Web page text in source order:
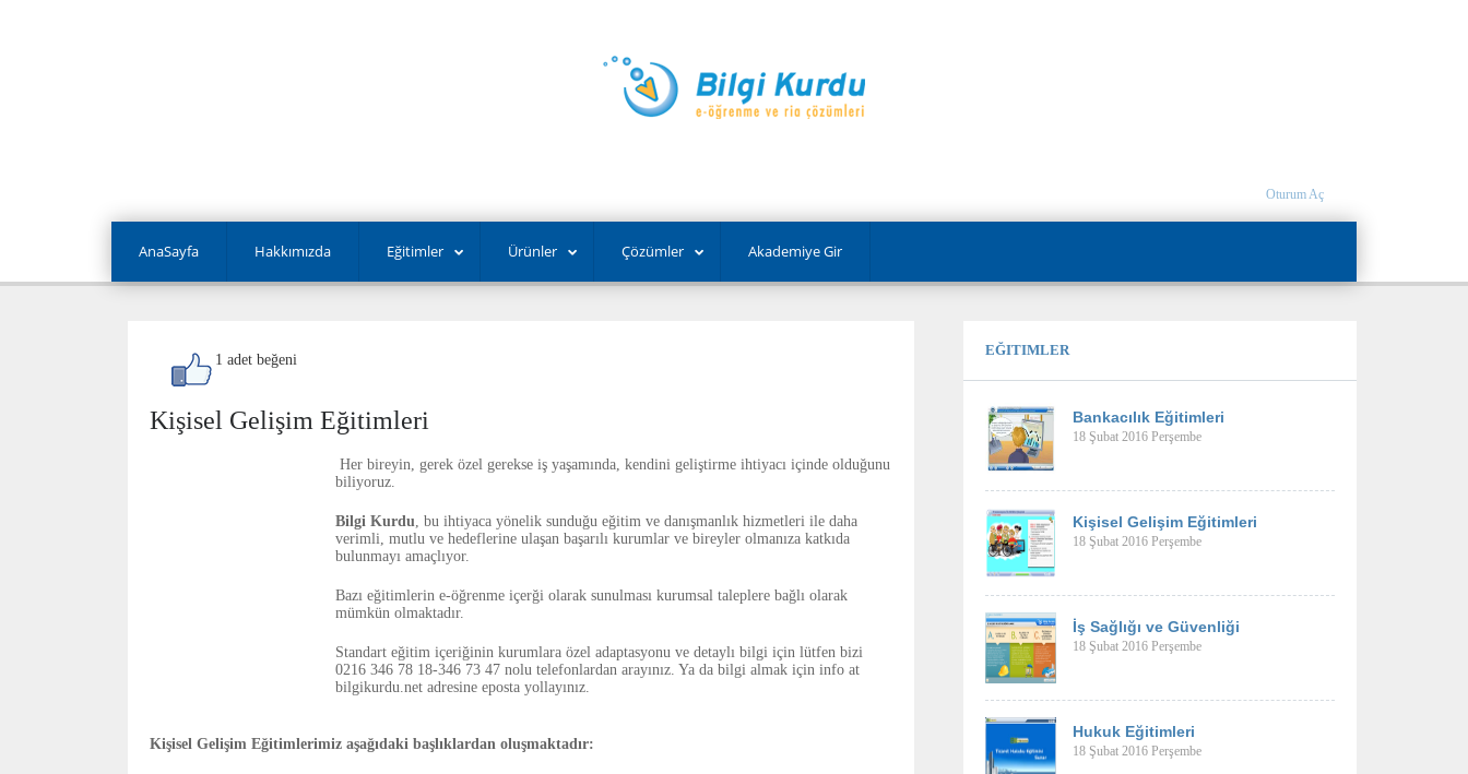
Oturum Aç
AnaSayfa Hakkımızda Eğitimler Ürünler Çözümler Akademiye Gir
1 adet beğeni
Kişisel Gelişim Eğitimleri
Her bireyin, gerek özel gerekse iş yaşamında, kendini geliştirme ihtiyacı içinde olduğunu
biliyoruz.
Bilgi Kurdu, bu ihtiyaca yönelik sunduğu eğitim ve danışmanlık hizmetleri ile daha
verimli, mutlu ve hedeflerine ulaşan başarılı kurumlar ve bireyler olmanıza katkıda
bulunmayı amaçlıyor.
Bazı eğitimlerin e-öğrenme içerği olarak sunulması kurumsal taleplere bağlı olarak
mümkün olmaktadır.
Standart eğitim içeriğinin kurumlara özel adaptasyonu ve detaylı bilgi için lütfen bizi
0216 346 78 18-346 73 47 nolu telefonlardan arayınız. Ya da bilgi almak için info at
bilgikurdu.net adresine eposta yollayınız.
Kişisel Gelişim Eğitimlerimiz aşağıdaki başlıklardan oluşmaktadır:
EĞITIMLER
Bankacılık Eğitimleri
18 Şubat 2016 Perşembe
Kişisel Gelişim Eğitimleri
18 Şubat 2016 Perşembe
İş Sağlığı ve Güvenliği
18 Şubat 2016 Perşembe
Hukuk Eğitimleri
18 Şubat 2016 Perşembe